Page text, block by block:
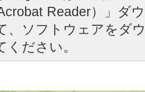
Reader）」ダ
、ソフトウェアをダ
ください。